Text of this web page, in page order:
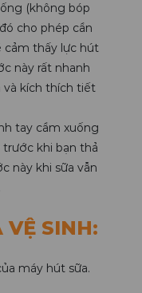
(không bóp
cho phép cần
cảm thấy lực hút
này rất nhanh
và kích thích tiết
tay cầm xuống
trước khi bạn thả
này khi sữa vẫn
VỆ SINH:
máy hút sữa.